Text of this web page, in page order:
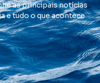
as principais notícias
e tudo o que acontece